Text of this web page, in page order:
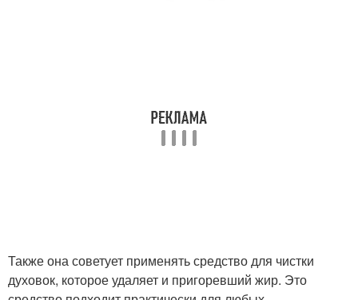
Также она советует применять средство для чистки
духовок, которое удаляет и пригоревший жир. Это